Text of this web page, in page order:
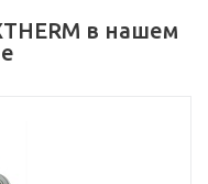
в нашем